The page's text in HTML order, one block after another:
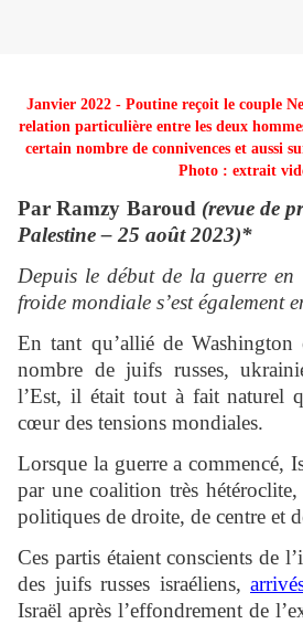
Janvier 2022 - Poutine reçoit le couple
relation particulière entre les deux
certain nombre de connivences et aussi
Photo : extrait
Par Ramzy Baroud (revue de
Palestine – 25 août 2023)*
Depuis le début de la guerre
froide mondiale s’est également
En tant qu’allié de
nombre de juifs russes,
l’Est, il était tout à fait naturel
cœur des tensions mondiales.
Lorsque la guerre a commencé,
par une coalition très hétéroclite,
politiques de droite, de centre et
Ces partis étaient conscients de
des juifs russes israéliens,
Israël après l’effondrement de